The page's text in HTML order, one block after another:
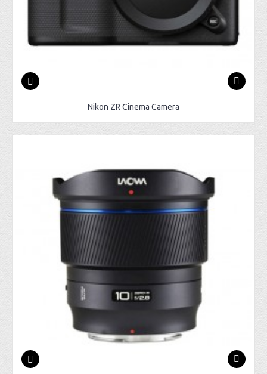
Nikon ZR Cinema Camera